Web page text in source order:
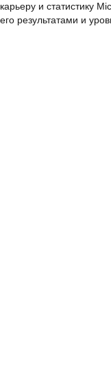
карьеру и статистику
его результатами и